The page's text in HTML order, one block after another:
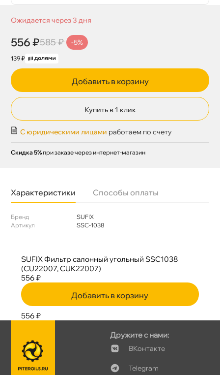
Ожидается через 3 дня
556 ₽585 ₽ -5%
139 ₽
Добавить в корзину
Купить в 1 клик
С юридическими лицами работаем по счету
Скидка 5% при заказе через интернет-магазин
Характеристики Способы оплаты
Бренд
SUFIX
Артикул
SSC-1038
SUFIX Фильтр салонный угольный SSC1038
(CU22007, CUK22007)
556 ₽
Добавить в корзину
556 ₽
Дружите с нами:
Контакте
Telegram